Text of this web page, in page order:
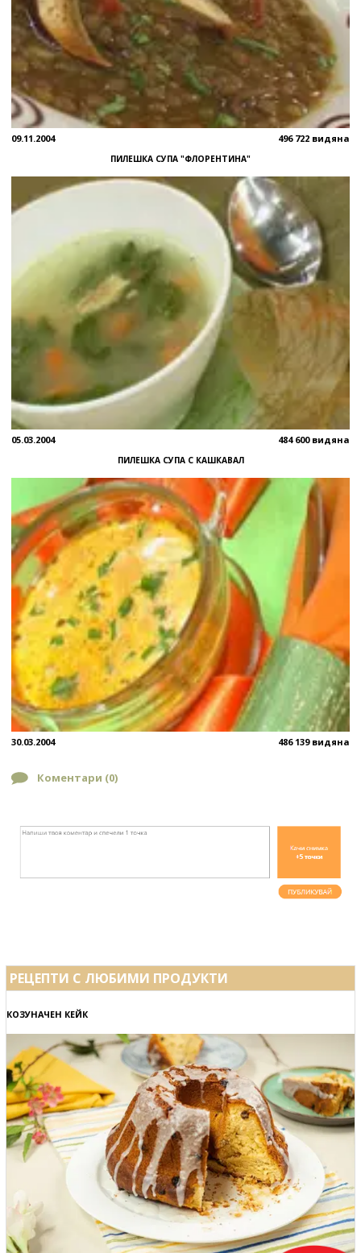
09.11.2004 496 722 видяна
ПИЛЕШКА СУПА "ФЛОРЕНТИНА"
05.03.2004 484 600 видяна
ПИЛЕШКА СУПА С КАШКАВАЛ
30.03.2004 486 139 видяна
Коментари (0)
РЕЦЕПТИ С ЛЮБИМИ ПРОДУКТИ
КОЗУНАЧЕН КЕЙК